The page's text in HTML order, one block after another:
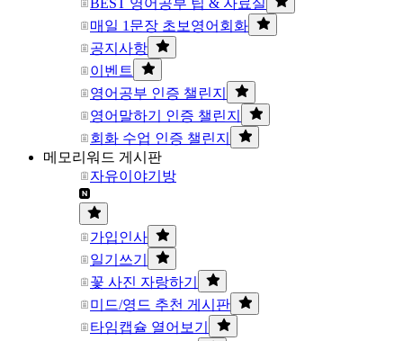
BEST 영어공부 팁 & 자료실
매일 1문장 초보영어회화
공지사항
이벤트
영어공부 인증 챌린지
영어말하기 인증 챌린지
회화 수업 인증 챌린지
메모리워드 게시판
자유이야기방
가입인사
일기쓰기
꽃 사진 자랑하기
미드/영드 추천 게시판
타임캡슐 열어보기